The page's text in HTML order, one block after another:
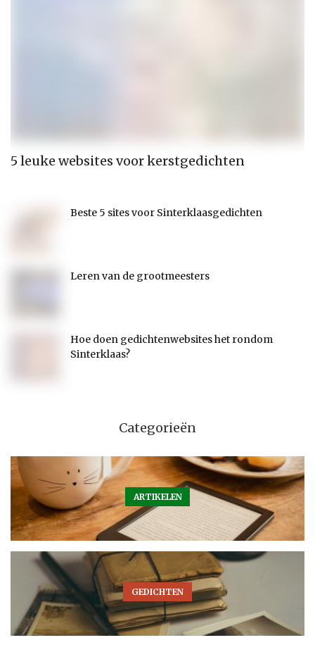
5 leuke websites voor kerstgedichten
Beste 5 sites voor Sinterklaasgedichten
Leren van de grootmeesters
Hoe doen gedichtenwebsites het rondom
Sinterklaas?
Categorieën
ARTIKELEN
GEDICHTEN